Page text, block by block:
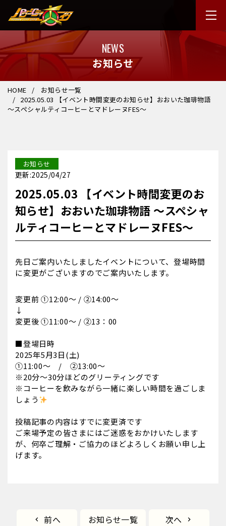
NEWS
お知らせ
HOME
お知らせ一覧
2025.05.03 【イベント時間変更のお知らせ】おおいた珈琲物語
～スペシャルティコーヒーとマドレーヌFES～
お知らせ
更新:2025/04/27
2025.05.03 【イベント時間変更のお
知らせ】おおいた珈琲物語 ～スペシャ
ルティコーヒーとマドレーヌFES～
先日ご案内いたしましたイベントについて、登場時間
に変更がございますのでご案内いたします。
変更前 ①12:00～ / ②14:00～
↓
変更後 ①11:00～ / ②13：00
■登場日時
2025年5月3日(土)
①11:00～ / ②13:00～
※20分～30分ほどのグリーティングです
※コーヒーを飲みながら一緒に楽しい時間を過ごしま
しょう
投稿記事の内容はすでに変更済です
ご来場予定の皆さまにはご迷惑をおかけいたします
が、何卒ご理解・ご協力のほどよろしくお願い申し上
げます。
前へ お知らせ一覧 次へ